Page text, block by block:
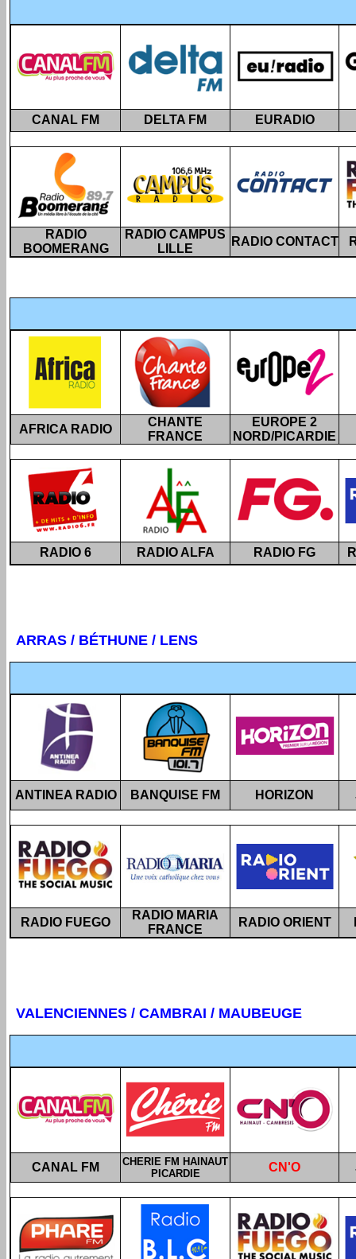
CANAL FM DELTA FM EURADIO
RADIO
BOOMERANG
RADIO CAMPUS
LILLE
RADIO CONTACT
AFRICA RADIO
CHANTE
FRANCE
EUROPE 2
NORD/PICARDIE
RADIO 6 RADIO ALFA RADIO FG
ARRAS / BÉTHUNE / LENS
ANTINEA RADIO BANQUISE FM HORIZON
RADIO FUEGO
RADIO MARIA
FRANCE
RADIO ORIENT
VALENCIENNES / CAMBRAI / MAUBEUGE
CANAL FM
CHERIE FM HAINAUT
PICARDIE
CN'O